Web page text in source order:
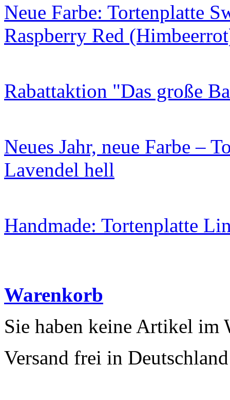
Neue Farbe: Tortenplatte
Raspberry Red
Rabattaktion "Das große
Neues Jahr, neue Farbe –
Lavendel hell
Handmade: Tortenplatte
Warenkorb
Sie haben keine Artikel im
Versand frei in